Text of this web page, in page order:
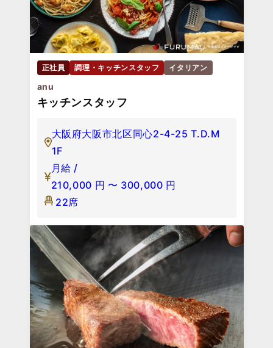
正社員 調理・キッチンスタッフ イタリアン
anu
キッチンスタッフ
大阪府大阪市北区同心2-4-25 T.D.M
1F
月給 /
210,000 円 〜 300,000 円
22席